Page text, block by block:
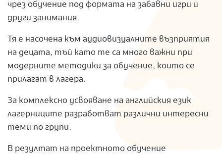
чрез обучение под формата на забавни игри и
други занимания.
Тя е насочена към аудиовизуалните възприятия
на децата, тъй като те са много важни при
модерните методики за обучение, които се
прилагат в лагера.
За комплексно усвояване на английския език
лагерниците разработват различни интересни
теми по групи.
В резултат на проектното обучение